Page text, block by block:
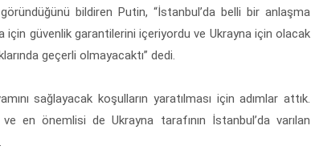
bildiren Putin, “İstanbul’da belli bir anlaşma
için güvenlik garantilerini içeriyordu ve Ukrayna için olacak
geçerli olmayacaktı” dedi.
sağlayacak koşulların yaratılması için adımlar attık.
en önemlisi de Ukrayna tarafının İstanbul’da varılan